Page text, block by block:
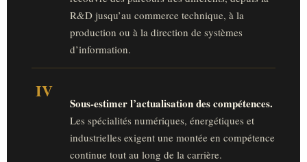
R&D jusqu’au commerce technique, à la
production ou à la direction de systèmes
d’information.
IV
Sous-estimer l’actualisation des compétences.
Les spécialités numériques, énergétiques et
industrielles exigent une montée en compétence
continue tout au long de la carrière.